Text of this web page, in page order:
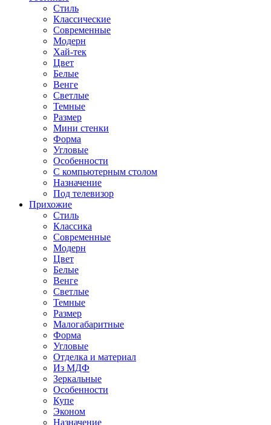
Стиль
Классические
Современные
Модерн
Хай-тек
Цвет
Белые
Венге
Светлые
Темные
Размер
Мини стенки
Форма
Угловые
Особенности
С компьютерным столом
Назначение
Под телевизор
Прихожие
Стиль
Классика
Современные
Модерн
Цвет
Белые
Венге
Светлые
Темные
Размер
Малогабаритные
Форма
Угловые
Отделка и материал
Из МДФ
Зеркальные
Особенности
Купе
Эконом
Назначение